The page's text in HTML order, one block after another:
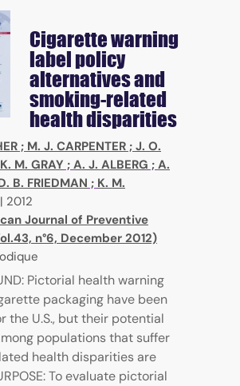
Cigarette warning
label policy
alternatives and
smoking-related
health disparities
; M. J. CARPENTER ; J. O.
K. M. GRAY ; A. J. ALBERG ; A.
B. FRIEDMAN ; K. M.
| 2012
Journal of Preventive
n°6, December 2012)
Pictorial health warning
packaging have been
the U.S., but their potential
populations that suffer
health disparities are
To evaluate pictorial